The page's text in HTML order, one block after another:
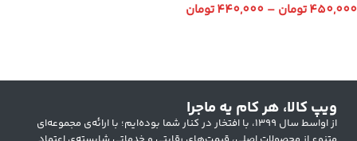
450,000تومان –
440,000تومان
ویپ کالا، هر کام یه ماجرا
از اواسط سال ۱۳۹۹، با افتخار در کنار شما بوده‌ایم؛ با ارائه‌ی مجموعه‌ای